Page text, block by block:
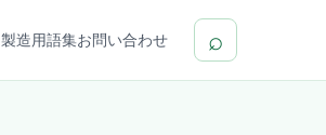
製造用語集お問い合わせ ⌕